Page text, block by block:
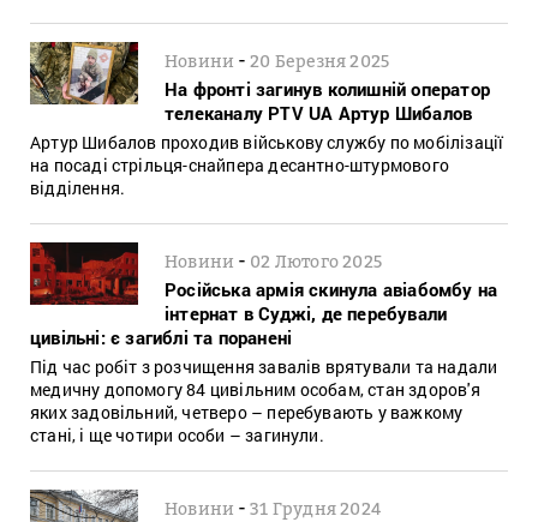
Новини -20 Березня 2025
На фронті загинув колишній оператор
телеканалу PTV UA Артур Шибалов
Артур Шибалов проходив військову службу по мобілізації
на посаді стрільця-снайпера десантно-штурмового
відділення.
Новини - 02 Лютого 2025
Російська армія скинула авіабомбу на
інтернат в Суджі, де перебували
цивільні: є загиблі та поранені
Під час робіт з розчищення завалів врятували та надали
медичну допомогу 84 цивільним особам, стан здоров'я
яких задовільний, четверо – перебувають у важкому
стані, і ще чотири особи – загинули.
Новини -31 Грудня 2024